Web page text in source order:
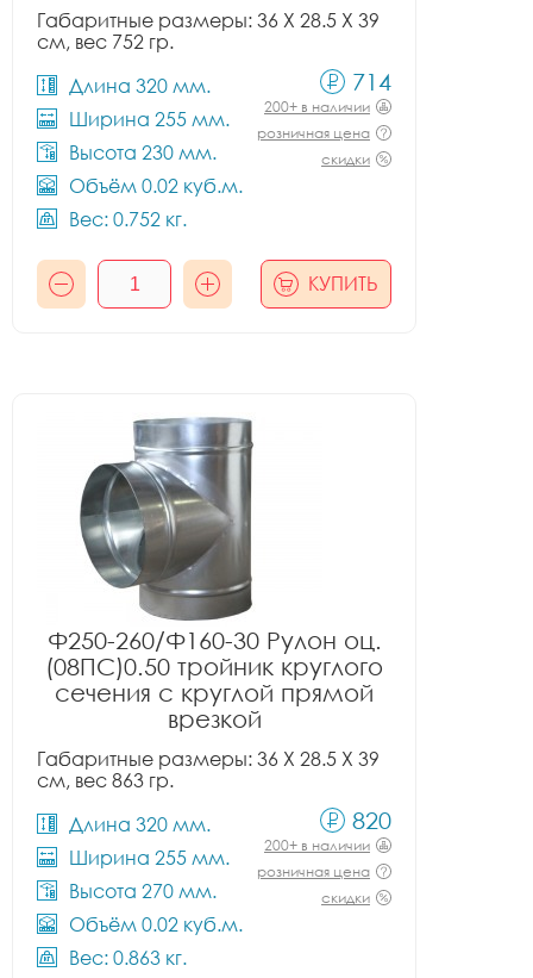
Габаритные размеры: 36 X 28.5 X 39
см, вес 752 гр.
Длина 320 мм.
Ширина 255 мм.
Высота 230 мм.
Объём 0.02 куб.м.
Вес: 0.752 кг.
714
200+ в наличии
розничная цена
скидки
КУПИТЬ
Ф250-260/Ф160-30 Рулон оц.
(08ПС)0.50 тройник круглого
сечения с круглой прямой
врезкой
Габаритные размеры: 36 X 28.5 X 39
см, вес 863 гр.
Длина 320 мм.
Ширина 255 мм.
Высота 270 мм.
Объём 0.02 куб.м.
Вес: 0.863 кг.
820
200+ в наличии
розничная цена
скидки